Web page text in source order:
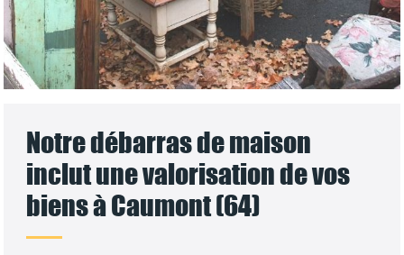
Notre débarras de maison
inclut une valorisation de vos
biens à Caumont (64)